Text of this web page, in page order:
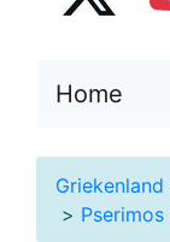
Home
Griekenland
> Pserimos